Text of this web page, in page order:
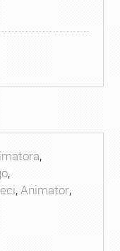
,
,
,Animator,